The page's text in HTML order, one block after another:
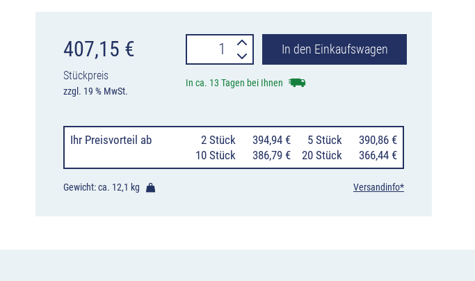
407,15 €
Stückpreis
zzgl. 19 % MwSt.
Verkehrszeichen
512-
Verschwenkungstafel
mit
Gegenverkehr,
In den Einkaufswagen
In ca. 13 Tagen bei Ihnen
Ihr Preisvorteil ab 2 Stück 394,94 € 5 Stück
390,86 €
10 Stück
386,79 € 20 Stück 366,44 €
Gewicht: ca. 12,1 kg Versandinfo*